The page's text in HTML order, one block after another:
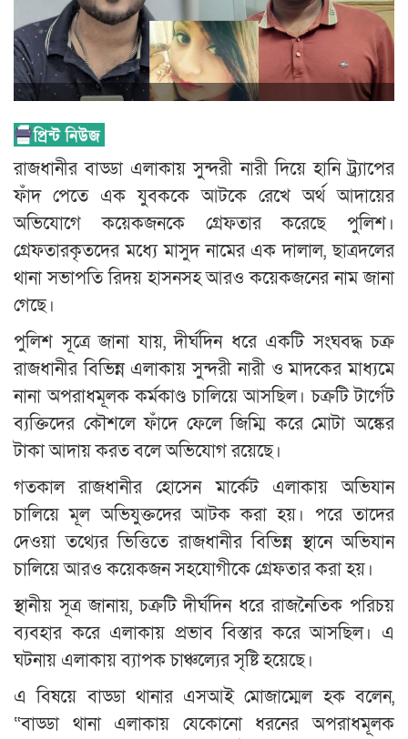
রাজধানীর বাড্ডা এলাকায় সুন্দরী নারী দিয়ে হানি ট্র্যাপের
ফাঁদ পেতে এক যুবককে আটকে রেখে অর্থ আদায়ের
অভিযোগে কয়েকজনকে গ্রেফতার করেছে পুলিশ।
গ্রেফতারকৃতদের মধ্যে মাসুদ নামের এক দালাল, ছাত্রদলের
থানা সভাপতি রিদয় হাসনসহ আরও কয়েকজনের নাম জানা
গেছে।
পুলিশ সূত্রে জানা যায়, দীর্ঘদিন ধরে একটি সংঘবদ্ধ চক্র
রাজধানীর বিভিন্ন এলাকায় সুন্দরী নারী ও মাদকের মাধ্যমে
নানা অপরাধমূলক কর্মকাণ্ড চালিয়ে আসছিল। চক্রটি টার্গেট
ব্যক্তিদের কৌশলে ফাঁদে ফেলে জিম্মি করে মোটা অঙ্কের
টাকা আদায় করত বলে অভিযোগ রয়েছে।
গতকাল রাজধানীর হোসেন মার্কেট এলাকায় অভিযান
চালিয়ে মূল অভিযুক্তদের আটক করা হয়। পরে তাদের
দেওয়া তথ্যের ভিত্তিতে রাজধানীর বিভিন্ন স্থানে অভিযান
চালিয়ে আরও কয়েকজন সহযোগীকে গ্রেফতার করা হয়।
স্থানীয় সূত্র জানায়, চক্রটি দীর্ঘদিন ধরে রাজনৈতিক পরিচয়
ব্যবহার করে এলাকায় প্রভাব বিস্তার করে আসছিল। এ
ঘটনায় এলাকায় ব্যাপক চাঞ্চল্যের সৃষ্টি হয়েছে।
এ বিষয়ে বাড্ডা থানার এসআই মোজাম্মেল হক বলেন,
“বাড্ডা থানা এলাকায় যেকোনো ধরনের অপরাধমূলক